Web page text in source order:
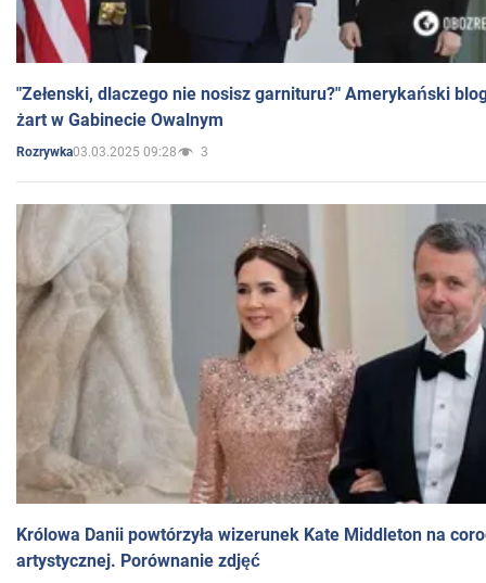
"Zełenski, dlaczego nie nosisz garnituru?" Amerykański
żart w Gabinecie Owalnym
Rozrywka03.03.2025 09:28 3
Królowa Danii powtórzyła wizerunek Kate Middleton na
artystycznej. Porównanie zdjęć